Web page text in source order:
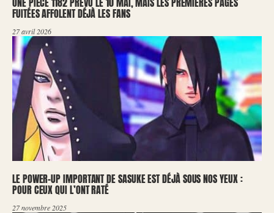
FUITÉES AFFOLENT DÉJÀ LES FANS
27 avril 2026
LE POWER-UP IMPORTANT DE SASUKE EST DÉJÀ SOUS NOS YEUX :
POUR CEUX QUI L’ONT RATÉ
27 novembre 2025